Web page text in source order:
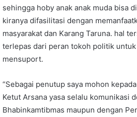
sehingga hoby anak anak muda bisa
kiranya difasilitasi dengan
masyarakat dan Karang Taruna. hal
terlepas dari peran tokoh politik
mensuport.
“Sebagai penutup saya mohon
Ketut Arsana yasa selalu komunikasi
Bhabinkamtibmas maupun dengan